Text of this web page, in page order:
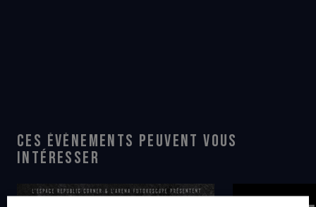
CES ÉVÉNEMENTS PEUVENT VOUS
INTÉRESSER